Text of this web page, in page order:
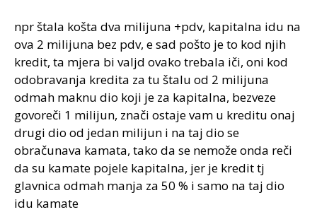
npr štala košta dva milijuna +pdv, kapitalna idu na
ova 2 milijuna bez pdv, e sad pošto je to kod njih
kredit, ta mjera bi valjd ovako trebala iči, oni kod
odobravanja kredita za tu štalu od 2 milijuna
odmah maknu dio koji je za kapitalna, bezveze
govoreči 1 milijun, znači ostaje vam u kreditu onaj
drugi dio od jedan milijun i na taj dio se
obračunava kamata, tako da se nemože onda reči
da su kamate pojele kapitalna, jer je kredit tj
glavnica odmah manja za 50 % i samo na taj dio
idu kamate